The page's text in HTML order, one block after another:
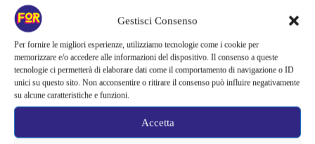
Gestisci Consenso
Per fornire le migliori esperienze, utilizziamo tecnologie come i cookie per
memorizzare e/o accedere alle informazioni del dispositivo. Il consenso a queste
tecnologie ci permetterà di elaborare dati come il comportamento di navigazione o ID
unici su questo sito. Non acconsentire o ritirare il consenso può influire negativamente
su alcune caratteristiche e funzioni.
Accetta
Nel teaser ritornano Elia NuzzoloeMatteo Oscar Giuggioli
ancora una volta nei ruoli di Max Pezzali e Mauro Repetto. I
nuovi episodi seguiranno non solo la crescita artistica degli 883,
ma anche i cambiamenti personali che iniziano a modificare il
rapporto tra i due protagonisti. Sullo sfondo ci saranno la
, il mondo della moda e quel sogno
americano che ha sempre affascinato i due ragazzi fin dagli inizi.